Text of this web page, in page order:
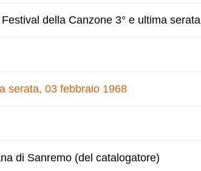
della Canzone 3° e ultima serata
serata, 03 febbraio 1968
di Sanremo (del catalogatore)